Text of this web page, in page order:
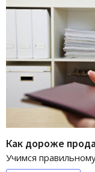
Как дороже
Учимся